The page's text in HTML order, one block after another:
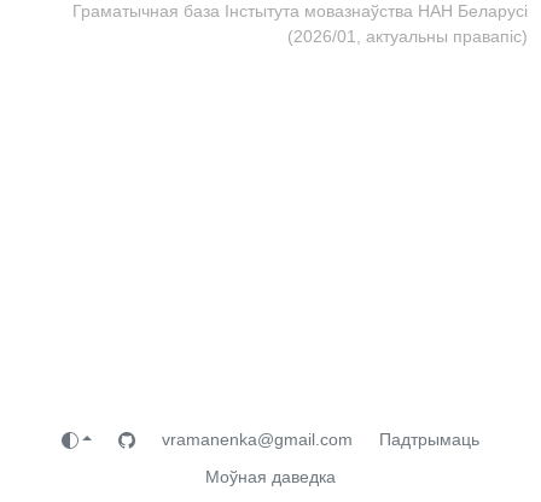
Граматычная база Інстытута мовазнаўства НАН Беларусі
(2026/01, актуальны правапіс)
vramanenka@gmail.com
Падтрымаць
Моўная даведка